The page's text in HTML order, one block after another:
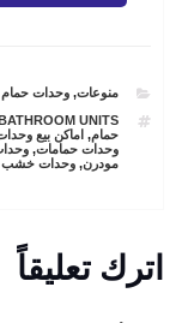
CATEGORIES
منوعات,وحدات حمام
TAGS
UNITS
حمام, اماكن بيع
وحدات حمامات,
مودرن,وحدات خشب
اترك تعليقاً